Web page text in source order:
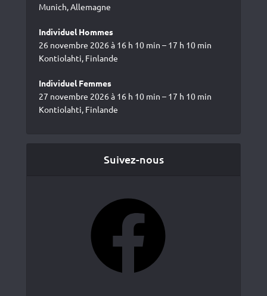
Munich, Allemagne
Individuel Hommes
26 novembre 2026 à 16 h 10 min – 17 h 10 min
Kontiolahti, Finlande
Individuel Femmes
27 novembre 2026 à 16 h 10 min – 17 h 10 min
Kontiolahti, Finlande
Suivez-nous